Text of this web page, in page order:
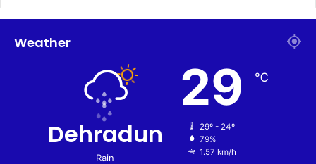
Weather
Dehradun
Rain
29 ℃
29º - 24º
79%
1.57 km/h